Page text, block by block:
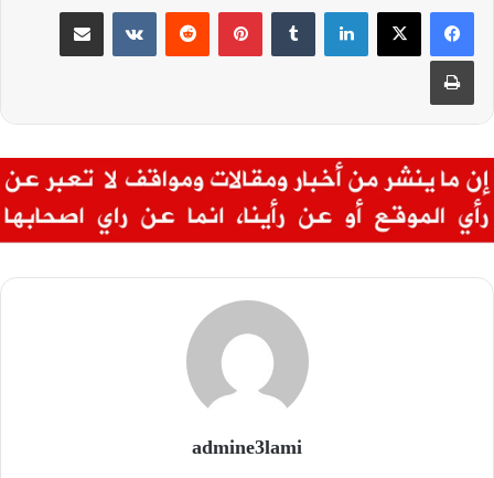
لينكدإن بينتيريست مشاركة عبر البريد
طباعة
admine3lami